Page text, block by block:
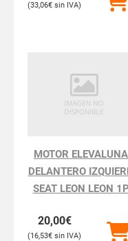
33,06€
MOTOR
DELANTERO
SEAT LEON LEON
20,00€
16,53€